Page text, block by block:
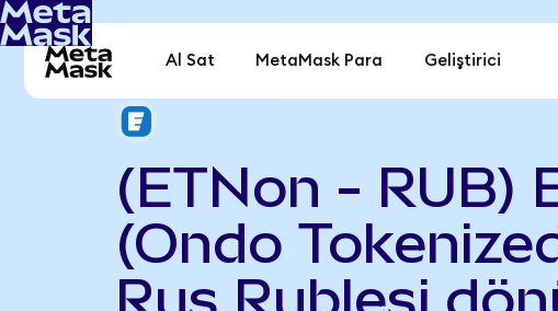
Al Sat MetaMask Para Geliştirici
(ETNon - RUB)
(Ondo